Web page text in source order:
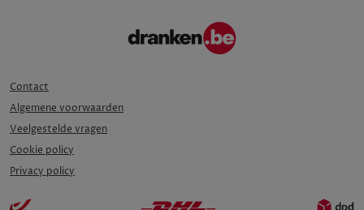
Contact
Algemene voorwaarden
Veelgestelde vragen
Cookie policy
Privacy policy